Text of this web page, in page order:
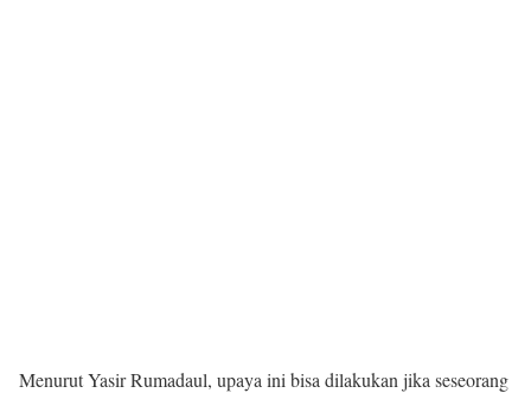
Menurut Yasir Rumadaul, upaya ini bisa dilakukan jika seseorang